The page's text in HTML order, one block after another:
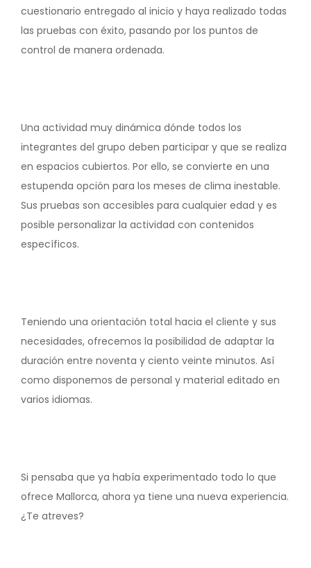
cuestionario entregado al inicio y haya realizado todas
las pruebas con éxito, pasando por los puntos de
control de manera ordenada.
Una actividad muy dinámica dónde todos los
integrantes del grupo deben participar y que se realiza
en espacios cubiertos. Por ello, se convierte en una
estupenda opción para los meses de clima inestable.
Sus pruebas son accesibles para cualquier edad y es
posible personalizar la actividad con contenidos
específicos.
Teniendo una orientación total hacia el cliente y sus
necesidades, ofrecemos la posibilidad de adaptar la
duración entre noventa y ciento veinte minutos. Así
como disponemos de personal y material editado en
varios idiomas.
Si pensaba que ya había experimentado todo lo que
ofrece Mallorca, ahora ya tiene una nueva experiencia.
¿Te atreves?